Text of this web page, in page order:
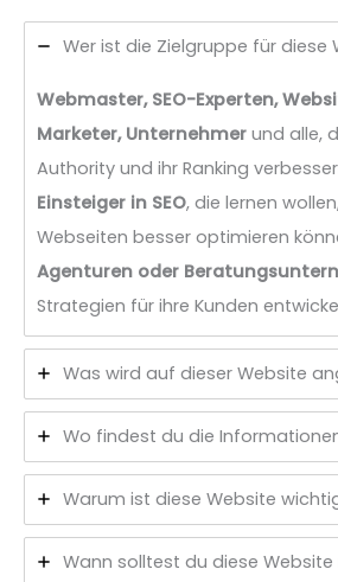
Wer ist die Zielgruppe für diese
Webmaster, SEO-Experten,
Marketer, Unternehmer und alle,
Authority und ihr Ranking
Einsteiger in SEO, die lernen
Webseiten besser optimieren
Agenturen oder
Strategien für ihre Kunden
Was wird auf dieser Website
Wo findest du die
Warum ist diese Website
Wann solltest du diese Website